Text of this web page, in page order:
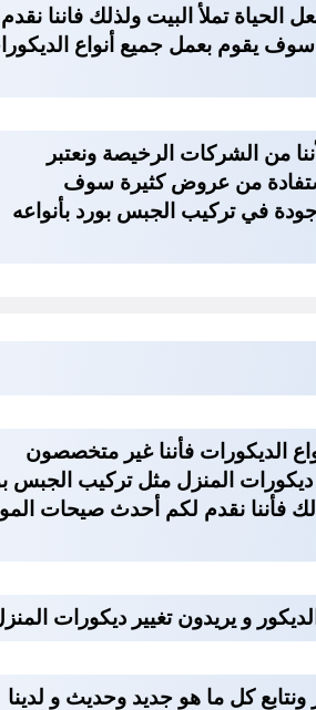
تملأ البيت ولذلك فاننا نقدم
يقوم بعمل جميع أنواع
من الشركات الرخيصة ونعتبر
من عروض كثيرة سوف
في تركيب الجبس بورد بأنواعه
الديكورات فأننا غير متخصصون
المنزل مثل تركيب الجبس
فأننا نقدم لكم أحدث صيحات
و يريدون تغيير ديكورات
كل ما هو جديد وحديث و لدينا